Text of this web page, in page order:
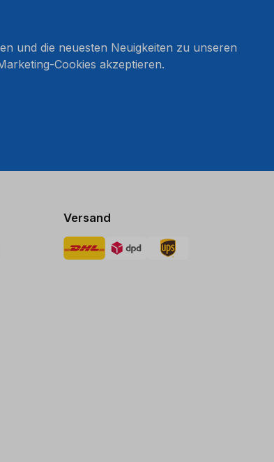
und die neuesten Neuigkeiten zu unseren
Cookies akzeptieren.
Versand